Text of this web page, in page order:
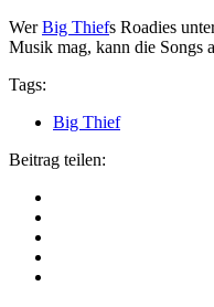
WerBig Thiefs Roadies
Musik mag, kann die Songs
Tags:
Big Thief
Beitrag teilen: